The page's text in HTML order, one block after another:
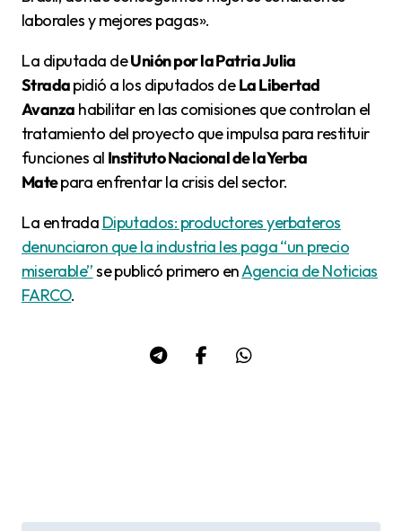
laborales y mejores pagas».
La diputada deUnión por la Patria Julia
Stradapidió a los diputados deLa Libertad
Avanza habilitar en las comisiones que controlan el
tratamiento del proyecto que impulsa para restituir
funciones al Instituto Nacional de la Yerba
Matepara enfrentar la crisis del sector.
La entrada Diputados: productores yerbateros
denunciaron que la industria les paga “un precio
miserable”se publicó primero enAgencia de Noticias
FARCO.